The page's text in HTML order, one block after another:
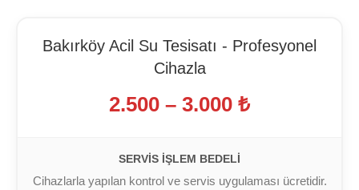
Bakırköy Acil Su Tesisatı - Profesyonel
Cihazla
2.500 – 3.000 ₺
SERVIS İŞLEM BEDELI
Cihazlarla yapılan kontrol ve servis uygulaması ücretidir.